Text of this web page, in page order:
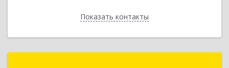
Показать контакты
Назад